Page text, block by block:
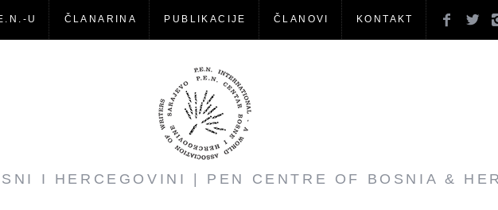
U ČLANARINA PUBLIKACIJE ČLANOVI KONTAKT
I HERCEGOVINI | PEN CENTRE OF BOSNIA &